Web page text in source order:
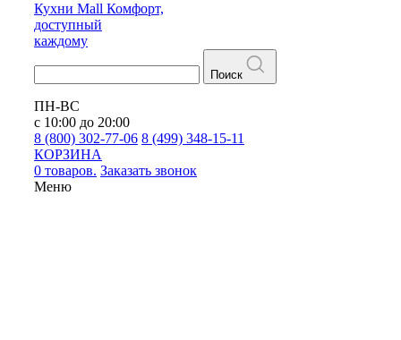
Кухни Mall Комфорт,
доступный
каждому
Поиск
ПН-ВС
с 10:00 до 20:00
8 (800) 302-77-06 8 (499) 348-15-11
КОРЗИНА
0 товаров. Заказать звонок
Меню